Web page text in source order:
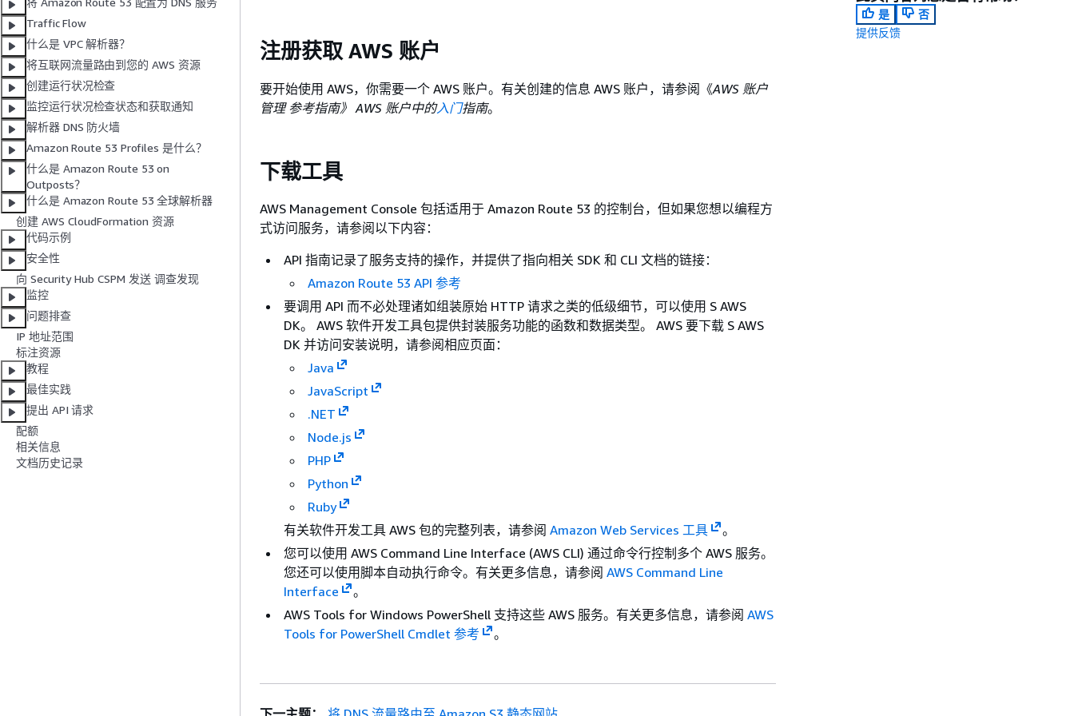
Traffic Flow
什么是 VPC 解析器？
将互联网流量路由到您的 AWS 资源
创建运行状况检查
监控运行状况检查状态和获取通知
解析器 DNS 防火墙
Amazon Route 53 Profiles 是什么？
什么是 Amazon Route 53 on
Outposts？
什么是 Amazon Route 53 全球解析器
创建 AWS CloudFormation 资源
代码示例
安全性
向 Security Hub CSPM 发送 调查发现
监控
问题排查
IP 地址范围
标注资源
教程
最佳实践
提出 API 请求
配额
相关信息
文档历史记录
注册获取 AWS 账户
要开始使用 AWS，你需要一个 AWS 账户。有关创建的信息 AWS 账户，请参阅《AWS 账户
管理 参考指南》 AWS 账户中的入门指南。
下载工具
AWS Management Console 包括适用于 Amazon Route 53 的控制台，但如果您想以编程方
式访问服务，请参阅以下内容：
API 指南记录了服务支持的操作，并提供了指向相关 SDK 和 CLI 文档的链接：
Amazon Route 53 API 参考
要调用 API 而不必处理诸如组装原始 HTTP 请求之类的低级细节，可以使用 S AWS
DK。 AWS 软件开发工具包提供封装服务功能的函数和数据类型。 AWS 要下载 S AWS
DK 并访问安装说明，请参阅相应页面：
Java
JavaScript
.NET
Node.js
PHP
Python
Ruby
有关软件开发工具 AWS 包的完整列表，请参阅 Amazon Web Services 工具
。
您可以使用 AWS Command Line Interface (AWS CLI) 通过命令行控制多个 AWS 服务。
您还可以使用脚本自动执行命令。有关更多信息，请参阅 AWS Command Line
Interface
。
AWS Tools for Windows PowerShell 支持这些 AWS 服务。有关更多信息，请参阅 AWS
Tools for PowerShell Cmdlet 参考
。
是
否
提供反馈